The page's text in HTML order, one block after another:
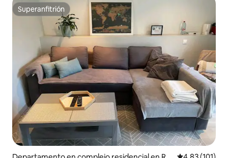
Superanfitrión
Superanfitrión